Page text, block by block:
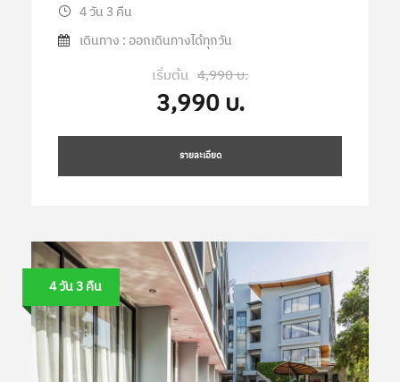
4 วัน 3 คืน
เดินทาง : ออกเดินทางได้ทุกวัน
เริ่มต้น 4,990 บ.
3,990 บ.
รายละเอียด
4 วัน 3 คืน